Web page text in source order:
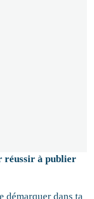
réussir à publier
démarquer dans ta